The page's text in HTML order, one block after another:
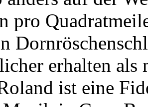
pro
erhalten als
ist eine